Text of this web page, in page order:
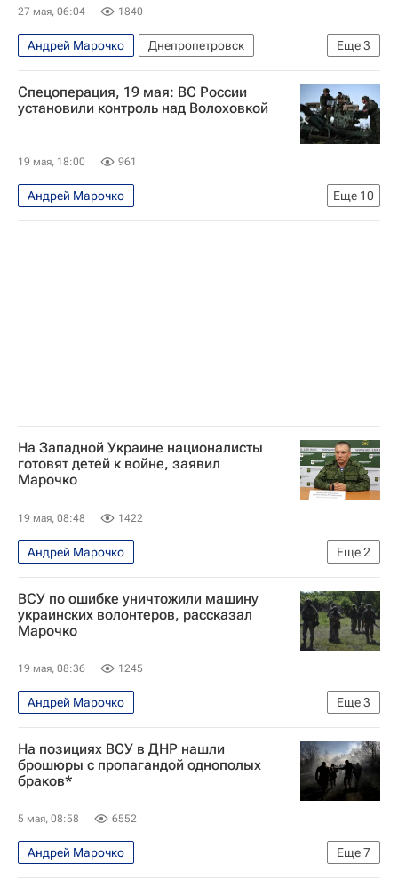
27 мая, 06:04 1840
Еще3
Андрей Марочко
Днепропетровск
Тимур Миндич
Владимир Зеленский
Вооруженные силы Украины
Спецоперация, 19 мая: ВС России
установили контроль над Волоховкой
19 мая, 18:00 961
Еще 10
Андрей Марочко
Специальная военная операция на Украине
На Западной Украине националисты
готовят детей к войне, заявил
Марочко
19 мая, 08:48 1422
Еще2
Андрей Марочко
Специальная военная операция на Украине
Донбасс
ВСУ по ошибке уничтожили машину
украинских волонтеров, рассказал
Марочко
19 мая, 08:36 1245
Еще3
Андрей Марочко
Специальная военная операция на Украине
Константиновка
Вооруженные силы Украины
На позициях ВСУ в ДНР нашли
брошюры с пропагандой однополых
браков*
5 мая, 08:58 6552
Еще7
Андрей Марочко
Специальная военная операция на Украине